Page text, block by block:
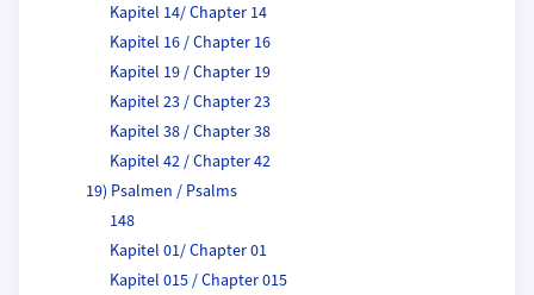
Kapitel 14/ Chapter 14
Kapitel 16 / Chapter 16
Kapitel 19 / Chapter 19
Kapitel 23 / Chapter 23
Kapitel 38 / Chapter 38
Kapitel 42 / Chapter 42
19) Psalmen / Psalms
148
Kapitel 01/ Chapter 01
Kapitel 015 / Chapter 015